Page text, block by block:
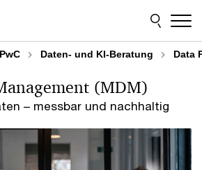
Daten- und KI-Beratung Data
– messbar und nachhaltig
(MDM)